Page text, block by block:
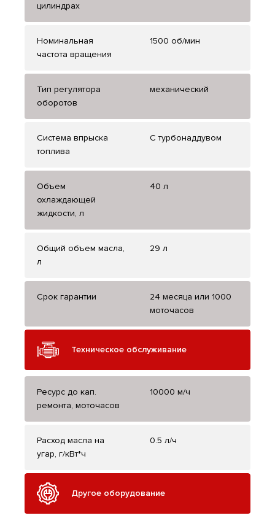
цилиндрах
Номинальная
частота вращения
1500 об/мин
Тип регулятора
оборотов
механический
Система впрыска
топлива
С турбонаддувом
Объем
охлаждающей
жидкости, л
40 л
Общий объем масла,
л
29 л
Срок гарантии
24 месяца или 1000
моточасов
Техническое обслуживание
Ресурс до кап.
ремонта, моточасов
10000 м/ч
Расход масла на
угар, г/кВт*ч
0.5 л/ч
Другое оборудование